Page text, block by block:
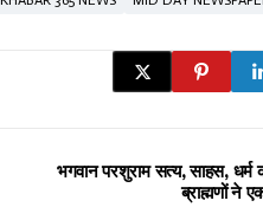
भगवान परशुराम सत्य, साहस, धर्म
ब्राह्मणों ने